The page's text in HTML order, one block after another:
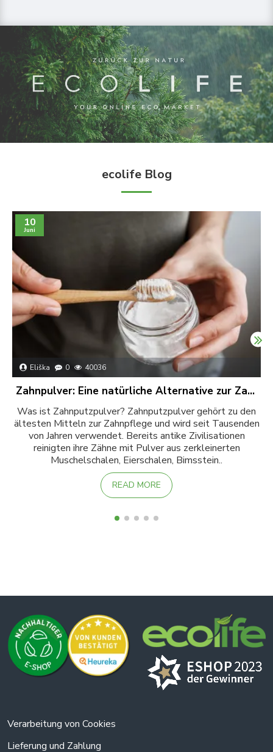
ecolife Blog
10
Juni
Eliška 0 40036
Zahnpulver: Eine natürliche Alternative zur Zahnpasta
Was ist Zahnputzpulver? Zahnputzpulver gehört zu den
ältesten Mitteln zur Zahnpflege und wird seit Tausenden
von Jahren verwendet. Bereits antike Zivilisationen
reinigten ihre Zähne mit Pulver aus zerkleinerten
Muschelschalen, Eierschalen, Bimsstein..
READ MORE
Verarbeitung von Cookies
Lieferung und Zahlung